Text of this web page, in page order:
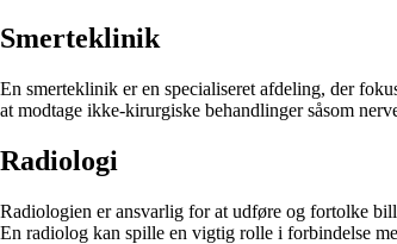
Smerteklinik
En smerteklinik er en specialiseret afdeling, der
at modtage ikke-kirurgiske behandlinger såsom
Radiologi
Radiologien er ansvarlig for at udføre og fortolke
En radiolog kan spille en vigtig rolle i forbindelse